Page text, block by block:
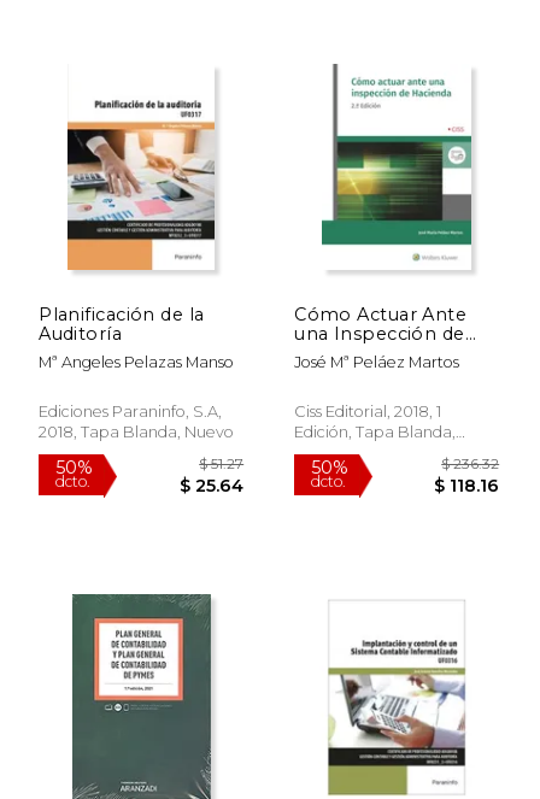
dcto. $ 121.00 dcto.
Planificación de la
Auditoría
Mª Angeles Pelazas Manso
Ediciones Paraninfo, S.A,
2018, Tapa Blanda, Nuevo
Cómo Actuar Ante
una Inspección de
Hacienda
José Mª Peláez Martos
Ciss Editorial, 2018, 1
Edición, Tapa Blanda,
Usado